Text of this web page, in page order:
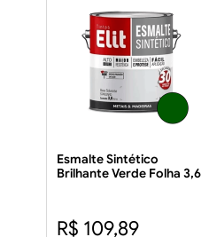
Esmalte Sintético
Brilhante Verde Folha 3,6
R$ 109,89